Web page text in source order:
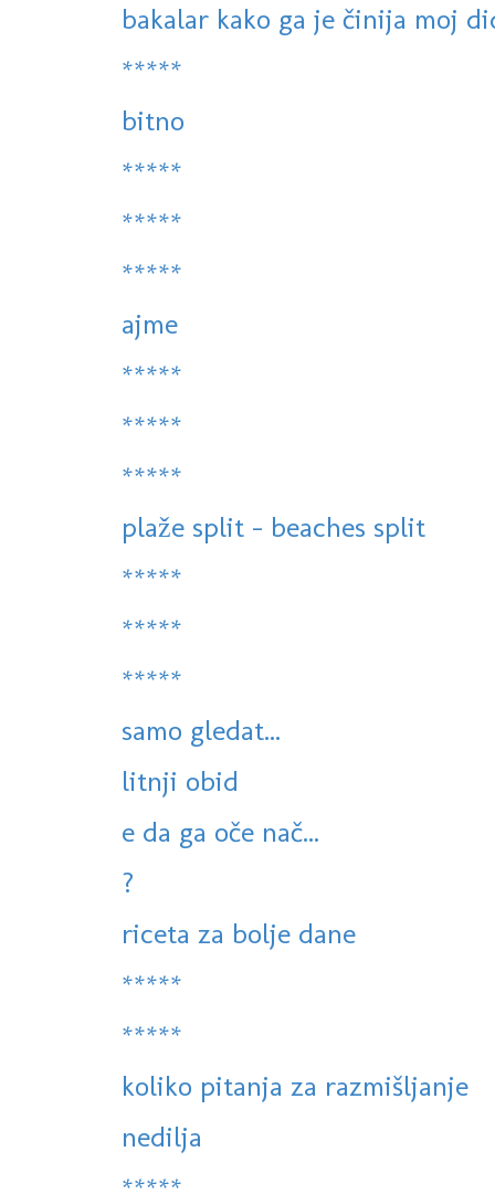
bakalar kako ga je činija moj
*****
bitno
*****
*****
*****
ajme
*****
*****
*****
plaže split - beaches split
*****
*****
*****
samo gledat...
litnji obid
e da ga oče nač...
?
riceta za bolje dane
*****
*****
koliko pitanja za razmišljanje
nedilja